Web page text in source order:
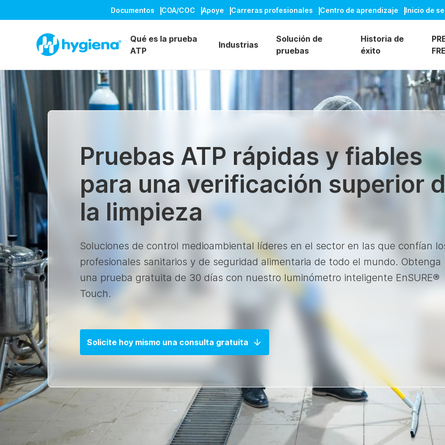
Documentos COA/COC Apoye Carreras profesionales Centro de aprendizaje Inicio de
Qué es la prueba
ATP
Industrias
Solución de
pruebas
Historia de
éxito
Pruebas ATP rápidas y fiables
para una verificación superior
la limpieza
Soluciones de control medioambiental líderes en el sector en las que confían
profesionales sanitarios y de seguridad alimentaria de todo el mundo. Obtenga
una prueba gratuita de 30 días con nuestro luminómetro inteligente EnSURE®
Touch.
Solicite hoy mismo una consulta gratuita